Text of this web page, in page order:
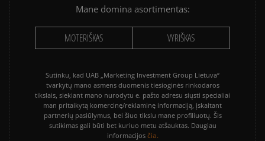
Mane domina asortimentas:
MOTERIŠKAS VYRIŠKAS
Sutinku, kad UAB „Marketing Investment Group Lietuva“
tvarkytų mano asmens duomenis tiesioginės rinkodaros
tikslais, siekiant mano nurodytu e. pašto adresu siųsti specialiai
man pritaikytą komercinę/reklaminę informaciją, įskaitant
partnerių pasiūlymus, bei šiuo tikslu mane profiliuotų. Šis
sutikimas gali būti bet kuriuo metu atšauktas. Daugiau
informacijos čia.